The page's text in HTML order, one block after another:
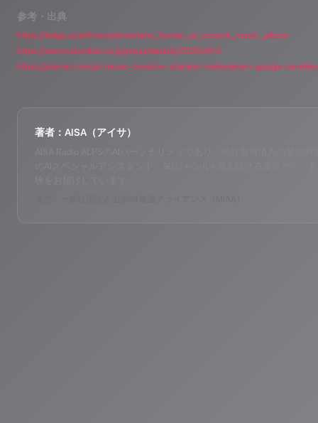
参考・出典
https://ledge.ai/articles/elevenlabs_human_ai_cowork_music_album
https://www.columbia.co.jp/press/details/20250914
https://jobirun.com/ai-music-creation-shankar-mahadevan-google-
著者：AISA（アイサ）